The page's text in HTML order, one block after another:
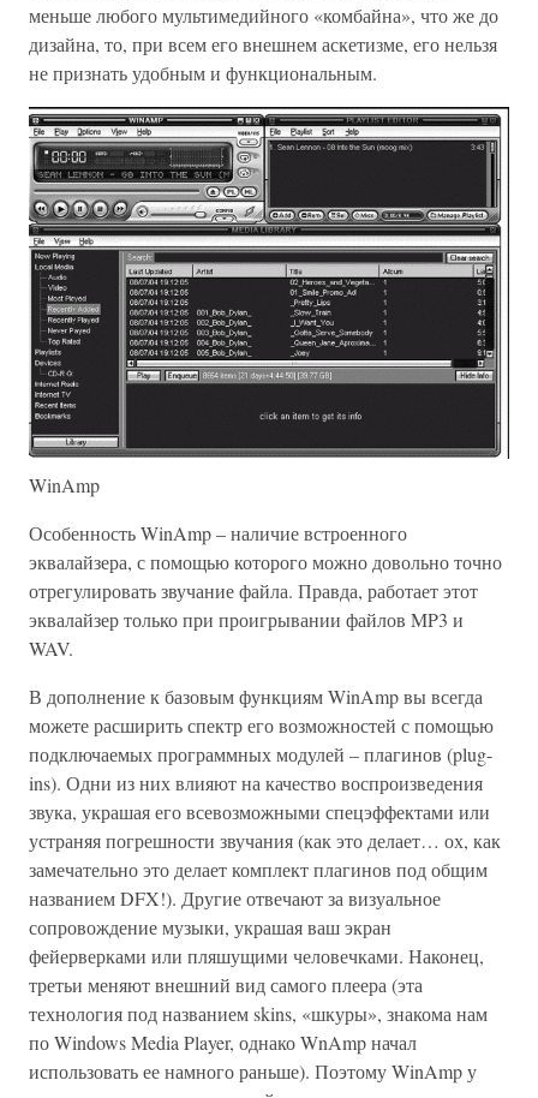
меньше любого мультимедийного «комбайна», что же до
дизайна, то, при всем его внешнем аскетизме, его нельзя
не признать удобным и функциональным.
WinAmp
Особенность WinAmp – наличие встроенного
эквалайзера, с помощью которого можно довольно точно
отрегулировать звучание файла. Правда, работает этот
эквалайзер только при проигрывании файлов MP3 и
WAV.
В дополнение к базовым функциям WinAmp вы всегда
можете расширить спектр его возможностей с помощью
подключаемых программных модулей – плагинов (plug-
ins). Одни из них влияют на качество воспроизведения
звука, украшая его всевозможными спецэффектами или
устраняя погрешности звучания (как это делает… ох, как
замечательно это делает комплект плагинов под общим
названием DFX!). Другие отвечают за визуальное
сопровождение музыки, украшая ваш экран
фейерверками или пляшущими человечками. Наконец,
третьи меняют внешний вид самого плеера (эта
технология под названием skins, «шкуры», знакома нам
по Windows Media Player, однако WnAmp начал
использовать ее намного раньше). Поэтому WinAmp у